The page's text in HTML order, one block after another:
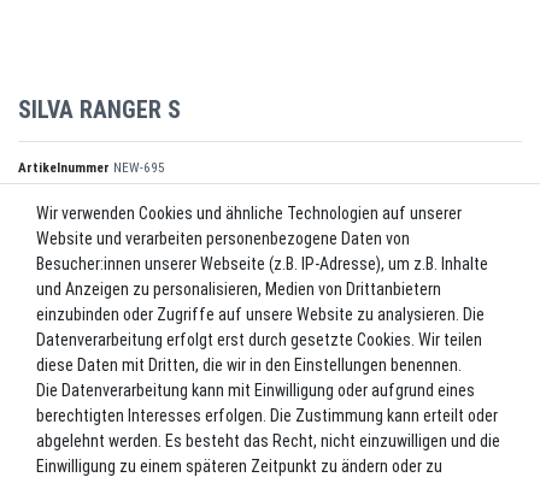
SILVA RANGER S
Artikelnummer NEW-695
40,94 EUR*
Lieferzeit ca. 2-3 Werktage.
In den Warenkorb
Wir verwenden Cookies und ähnliche Technologien auf unserer
Website und verarbeiten personenbezogene Daten von
Besucher:innen unserer Webseite (z.B. IP-Adresse), um z.B. Inhalte
und Anzeigen zu personalisieren, Medien von Drittanbietern
einzubinden oder Zugriffe auf unsere Website zu analysieren. Die
Datenverarbeitung erfolgt erst durch gesetzte Cookies. Wir teilen
diese Daten mit Dritten, die wir in den Einstellungen benennen.
Die Datenverarbeitung kann mit Einwilligung oder aufgrund eines
berechtigten Interesses erfolgen. Die Zustimmung kann erteilt oder
abgelehnt werden. Es besteht das Recht, nicht einzuwilligen und die
Einwilligung zu einem späteren Zeitpunkt zu ändern oder zu